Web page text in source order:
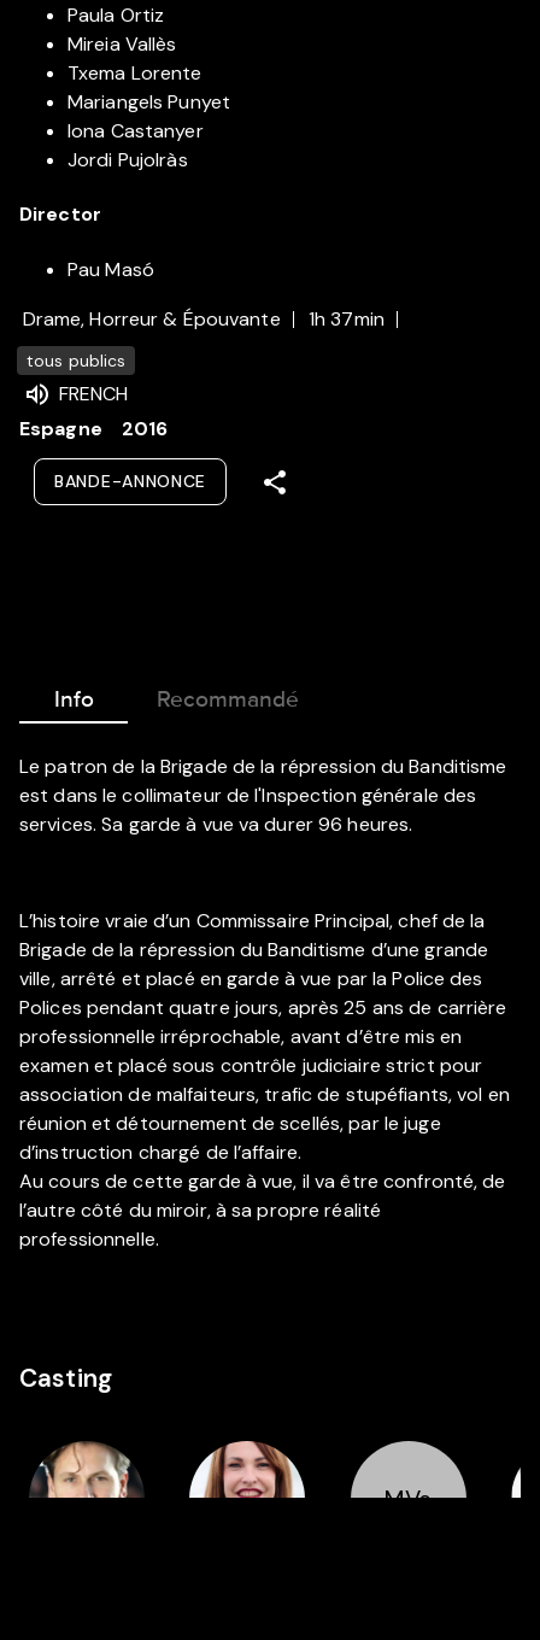
Paula Ortiz
Mireia Vallès
Txema Lorente
Mariangels Punyet
Iona Castanyer
Jordi Pujolràs
Director
Pau Masó
Drame, Horreur & Épouvante
1h 37min
tous publics
FRENCH
Espagne
2016
BANDE-ANNONCE
Info Recommandé
Le patron de la Brigade de la répression du Banditisme
est dans le collimateur de l'Inspection générale des
services. Sa garde à vue va durer 96 heures.
L’histoire vraie d’un Commissaire Principal, chef de la
Brigade de la répression du Banditisme d’une grande
ville, arrêté et placé en garde à vue par la Police des
Polices pendant quatre jours, après 25 ans de carrière
professionnelle irréprochable, avant d’être mis en
examen et placé sous contrôle judiciaire strict pour
association de malfaiteurs, trafic de stupéfiants, vol en
réunion et détournement de scellés, par le juge
d’instruction chargé de l’affaire.
Au cours de cette garde à vue, il va être confronté, de
l’autre côté du miroir, à sa propre réalité
professionnelle.
Casting
MVs